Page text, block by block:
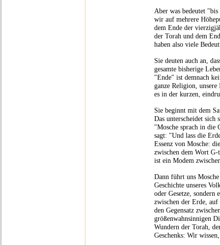
Aber was bedeutet
wir auf mehrere
dem Ende der
der Torah und dem
haben also viele
Sie deuten auch an,
gesamte bisherige
"Ende" ist demnach
ganze Religion,
es in der kurzen,
Sie beginnt mit dem
Das unterscheidet sich
"Mosche sprach in die
sagt: "Und lass die
Essenz von Mosche:
zwischen dem Wort
ist ein Modem
Dann führt uns
Geschichte unseres
oder Gesetze, sondern
zwischen der Erde,
den Gegensatz
größenwahnsinnigen
Wundern der Torah,
Geschenks: Wir